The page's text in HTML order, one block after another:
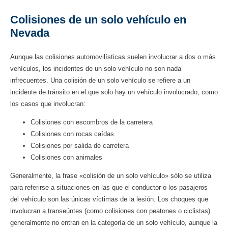
Colisiones de un solo vehículo en
Nevada
Aunque las colisiones automovilísticas suelen involucrar a dos o más
vehículos, los incidentes de un solo vehículo no son nada
infrecuentes. Una colisión de un solo vehículo se refiere a un
incidente de tránsito en el que solo hay un vehículo involucrado, como
los casos que involucran:
Colisiones con escombros de la carretera
Colisiones con rocas caídas
Colisiones por salida de carretera
Colisiones con animales
Generalmente, la frase «colisión de un solo vehículo» sólo se utiliza
para referirse a situaciones en las que el conductor o los pasajeros
del vehículo son las únicas víctimas de la lesión. Los choques que
involucran a transeúntes (como colisiones con peatones o ciclistas)
generalmente no entran en la categoría de un solo vehículo, aunque la